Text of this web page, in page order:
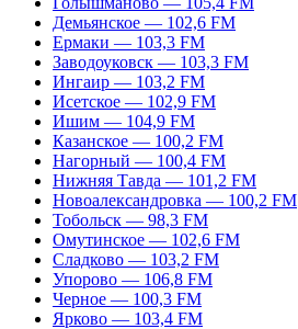
Демьянское — 102,6 FM
Ермаки — 103,3 FM
Заводоуковск — 103,3 FM
Ингаир — 103,2 FM
Исетское — 102,9 FM
Ишим — 104,9 FM
Казанское — 100,2 FM
Нагорный — 100,4 FM
Нижняя Тавда — 101,2 FM
Новоалександровка — 100,2 FM
Тобольск — 98,3 FM
Омутинское — 102,6 FM
Сладково — 103,2 FM
Упорово — 106,8 FM
Черное — 100,3 FM
Ярково — 103,4 FM